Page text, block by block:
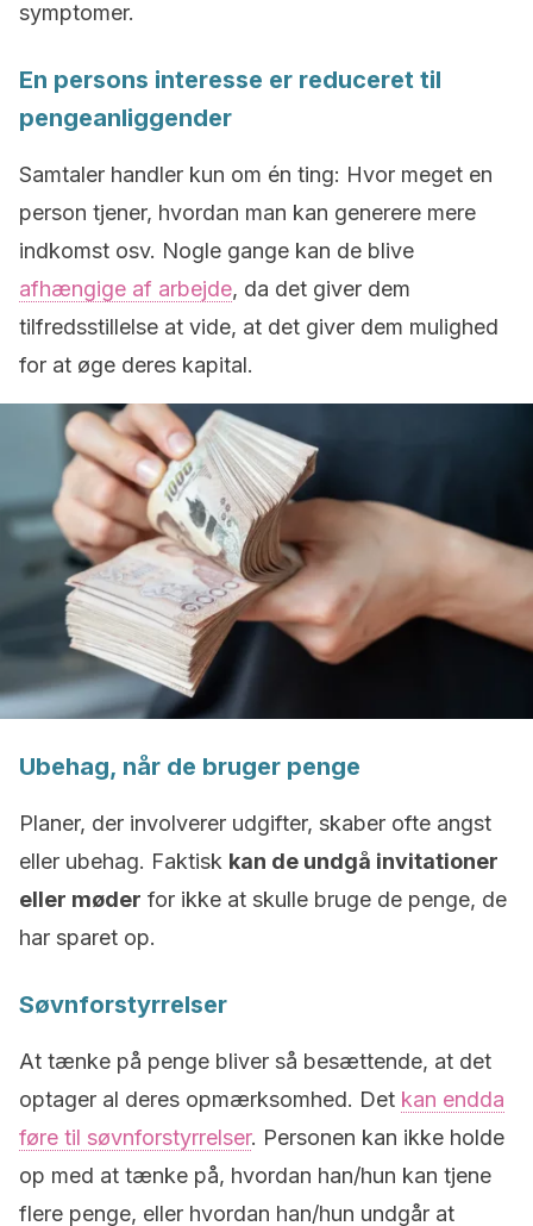
symptomer.
En persons interesse er reduceret til
pengeanliggender
Samtaler handler kun om én ting: Hvor meget en
person tjener, hvordan man kan generere mere
indkomst osv. Nogle gange kan de blive
afhængige af arbejde, da det giver dem
tilfredsstillelse at vide, at det giver dem mulighed
for at øge deres kapital.
Ubehag, når de bruger penge
Planer, der involverer udgifter, skaber ofte angst
eller ubehag. Faktisk kan de undgå invitationer
eller møder for ikke at skulle bruge de penge, de
har sparet op.
Søvnforstyrrelser
At tænke på penge bliver så besættende, at det
optager al deres opmærksomhed. Det kan endda
føre til søvnforstyrrelser. Personen kan ikke holde
op med at tænke på, hvordan han/hun kan tjene
flere penge, eller hvordan han/hun undgår at